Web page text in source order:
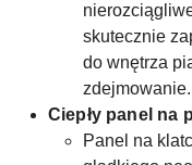
skutecznie
do wnętrza
zdejmowanie.
Ciepły panel na
Panel na